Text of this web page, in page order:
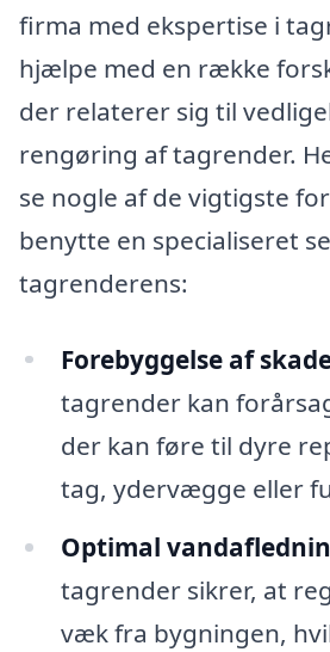
firma med ekspertise i
hjælpe med en række
der relaterer sig til
rengøring af tagrender.
se nogle af de vigtigste
benytte en specialiseret
tagrenderens:
Forebyggelse af
tagrender kan
der kan føre til dyre
tag, ydervægge eller
Optimal
tagrender sikrer, at
væk fra bygningen,